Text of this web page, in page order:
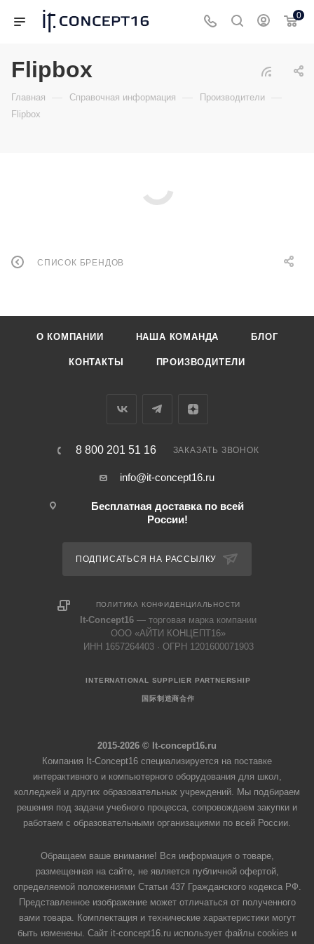
0
Flipbox
Главная — Справочная информация — Производители —
Flipbox
СПИСОК БРЕНДОВ
О КОМПАНИИ НАША КОМАНДА БЛОГ
КОНТАКТЫ ПРОИЗВОДИТЕЛИ
8 800 201 51 16 ЗАКАЗАТЬ ЗВОНОК
info@it-concept16.ru
Бесплатная доставка по всей
России!
ПОДПИСАТЬСЯ НА РАССЫЛКУ
ПОЛИТИКА КОНФИДЕНЦИАЛЬНОСТИ
It-Concept16 — торговая марка компании
ООО «АЙТИ КОНЦЕПТ16»
ИНН 1657264403 · ОГРН 1201600071903
INTERNATIONAL SUPPLIER PARTNERSHIP
国际制造商合作
2015-2026 © It-concept16.ru
Компания It-Concept16 специализируется на поставке
интерактивного и компьютерного оборудования для школ,
колледжей и других образовательных учреждений. Мы подбираем
решения под задачи учебного процесса, сопровождаем закупки и
работаем с образовательными организациями по всей России.
Обращаем ваше внимание! Вся информация о товаре,
размещенная на сайте, не является публичной офертой,
определяемой положениями Статьи 437 Гражданского кодекса РФ.
Представленное изображение может отличаться от полученного
вами товара. Комплектация и технические характеристики могут
быть изменены. Сайт it-concept16.ru использует файлы cookies и